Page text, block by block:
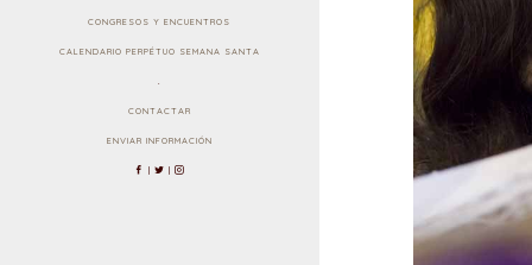
CONGRESOS Y ENCUENTROS
CALENDARIO PERPÉTUO SEMANA SANTA
.
CONTACTAR
ENVIAR INFORMACIÓN
| |